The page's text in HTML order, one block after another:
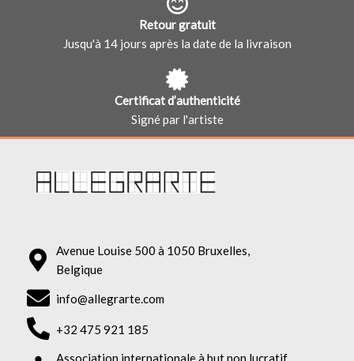
Retour gratuit
Jusqu'à 14 jours après la date de la livraison
Certificat d’authenticité
Signé par l'artiste
Avenue Louise 500 à 1050 Bruxelles,
Belgique
info@allegrarte.com
+32 475 921 185
Association internationale à but non lucratif